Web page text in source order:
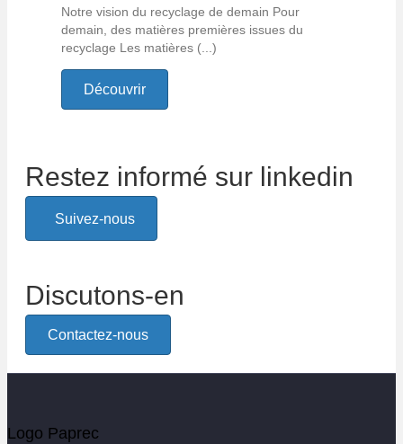
Notre vision du recyclage de demain Pour
demain, des matières premières issues du
recyclage Les matières (...)
Découvrir
Restez informé sur linkedin
Suivez-nous
Discutons-en
Contactez-nous
Logo Paprec